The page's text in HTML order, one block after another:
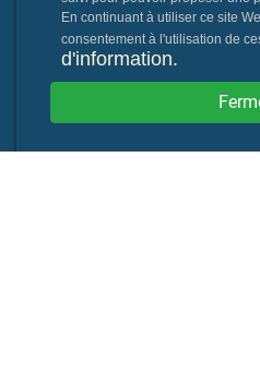
En continuant à utiliser ce site
consentement à l'utilisation de
d'information.